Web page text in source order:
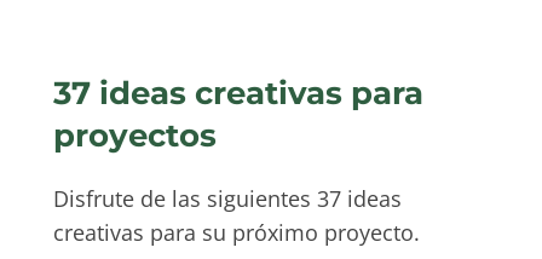
37 ideas creativas para
proyectos
Disfrute de las siguientes 37 ideas
creativas para su próximo proyecto.